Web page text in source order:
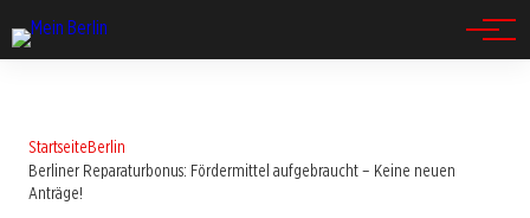
StartseiteBerlin
Berliner Reparaturbonus: Fördermittel aufgebraucht – Keine neuen
Anträge!